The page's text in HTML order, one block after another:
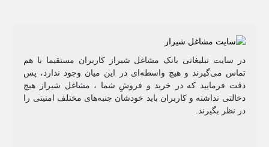
در سایت تبلیغاتی بانک مشاغل شیراز کاربران مستقیما با هم
تماس می‌گیرند و هیچ واسطه‌ای در این میان وجود ندارد، پس
دقت فرمایید که در خرید و فروشِ شما ، مشاغل شیراز هیچ
دخالتی نداشته و کاربران باید خودشان جنبه‌های مختلف امنیتی را
در نظر بگیرند.